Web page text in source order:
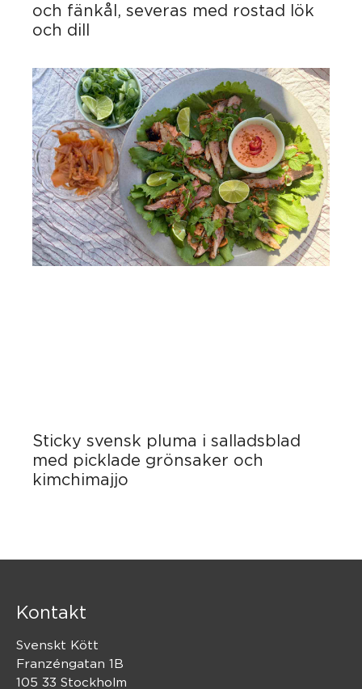
och fänkål, severas med rostad lök
och dill
Sticky svensk pluma i salladsblad
med picklade grönsaker och
kimchimajjo
Kontakt
Svenskt Kött
Franzéngatan 1B
105 33 Stockholm